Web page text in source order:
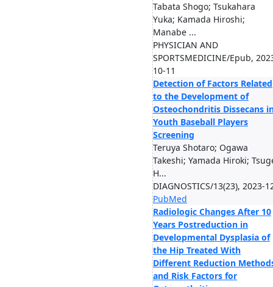
Tabata Shogo; Tsukahara
Yuka; Kamada Hiroshi;
Manabe ...
PHYSICIAN AND
SPORTSMEDICINE/Epub,
10-11
Detection of Factors Related
to the Development of
Osteochondritis Dissecans
Youth Baseball Players
Screening
Teruya Shotaro; Ogawa
Takeshi; Yamada Hiroki;
H...
DIAGNOSTICS/13(23), 2023-
PubMed
Radiologic Changes After 10
Years Postreduction in
Developmental Dysplasia of
the Hip Treated With
Different Reduction
and Risk Factors for